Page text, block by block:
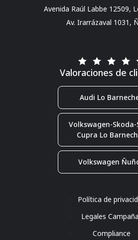
Valoraciones de
Audi Lo
Volkswagen-Skoda-
Cupra Lo
Volkswagen
Avenida Raúl Labbe 12509,
Av. Irarrázaval 1031,
Política de
Legales
Compliance